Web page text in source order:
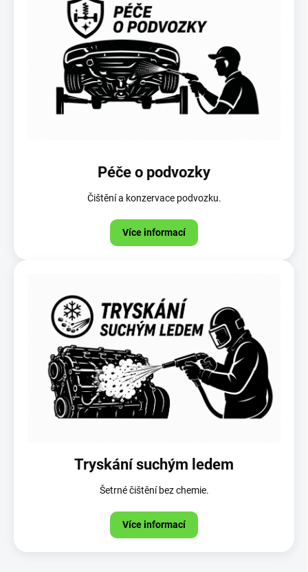
Péče o podvozky
Čištění a konzervace podvozku.
Více informací
Tryskání suchým ledem
Šetrné čištění bez chemie.
Více informací